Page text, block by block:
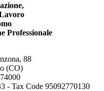
Professionale
88
(CO)
- Tax Code 95092770130